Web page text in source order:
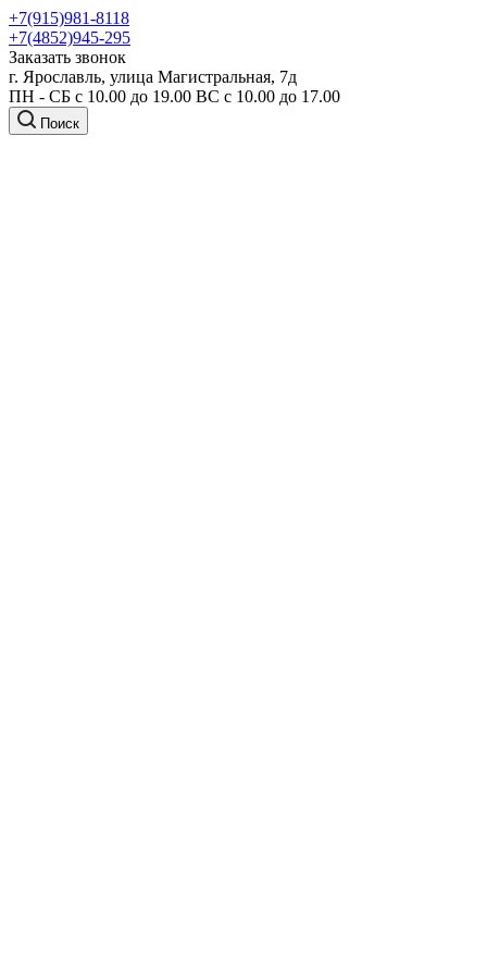
+7(915)981-8118
+7(4852)945-295
Заказать звонок
г. Ярославль, улица Магистральная, 7д
ПН - СБ с 10.00 до 19.00 ВС с 10.00 до 17.00
Поиск